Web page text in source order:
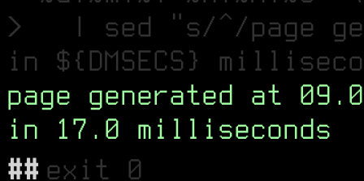
> | sed "s/^/page
in ${DMSECS}
page generated at
in 17.0 milliseconds
## exit 0